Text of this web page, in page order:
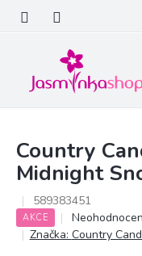
obsah
Country
Midnight
589383451
AKCE
Průměrné
hodnocení
Značka: Country